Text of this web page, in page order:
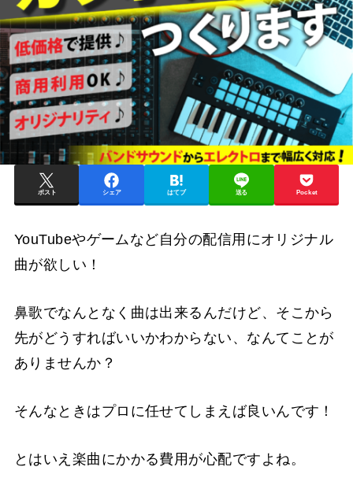
ポスト シェア はてブ 送る Pocket
YouTubeやゲームなど自分の配信用にオリジナル
曲が欲しい！
鼻歌でなんとなく曲は出来るんだけど、そこから
先がどうすればいいかわからない、なんてことが
ありませんか？
そんなときはプロに任せてしまえば良いんです！
とはいえ楽曲にかかる費用が心配ですよね。